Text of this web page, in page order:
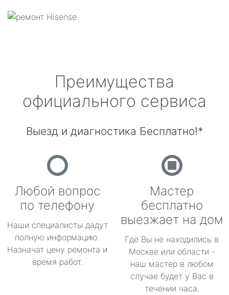
Преимущества
официального сервиса
Выезд и диагностика Бесплатно!*
Любой вопрос
по телефону
Наши специалисты дадут
полную информацию.
Назначат цену ремонта и
время работ.
Мастер
бесплатно
выезжает на дом
Где Вы не находились в
Москве или области -
наш мастер в любом
случае будет у Вас в
течении часа.